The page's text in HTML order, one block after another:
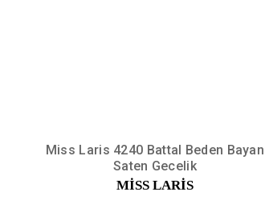
Miss Laris 4240 Battal Beden Bayan
Saten Gecelik
MİSS LARİS